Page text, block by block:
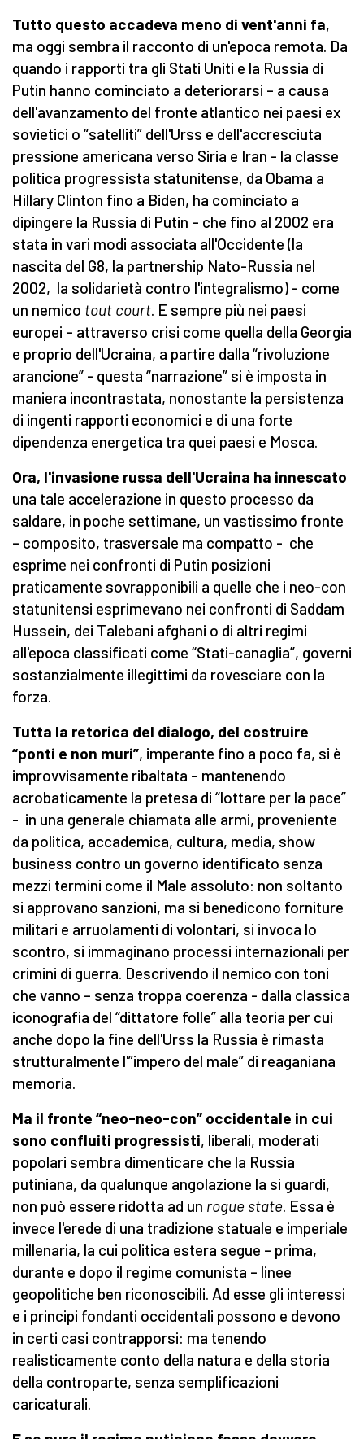
Tutto questo accadeva meno di vent'anni fa,
ma oggi sembra il racconto di un'epoca remota. Da
quando i rapporti tra gli Stati Uniti e la Russia di
Putin hanno cominciato a deteriorarsi – a causa
dell'avanzamento del fronte atlantico nei paesi ex
sovietici o “satelliti” dell'Urss e dell'accresciuta
pressione americana verso Siria e Iran - la classe
politica progressista statunitense, da Obama a
Hillary Clinton fino a Biden, ha cominciato a
dipingere la Russia di Putin – che fino al 2002 era
stata in vari modi associata all'Occidente (la
nascita del G8, la partnership Nato-Russia nel
2002, la solidarietà contro l'integralismo) - come
un nemico tout court. E sempre più nei paesi
europei – attraverso crisi come quella della Georgia
e proprio dell'Ucraina, a partire dalla “rivoluzione
arancione” - questa “narrazione” si è imposta in
maniera incontrastata, nonostante la persistenza
di ingenti rapporti economici e di una forte
dipendenza energetica tra quei paesi e Mosca.
Ora, l'invasione russa dell'Ucraina ha innescato
una tale accelerazione in questo processo da
saldare, in poche settimane, un vastissimo fronte
– composito, trasversale ma compatto - che
esprime nei confronti di Putin posizioni
praticamente sovrapponibili a quelle che i neo-con
statunitensi esprimevano nei confronti di Saddam
Hussein, dei Talebani afghani o di altri regimi
all'epoca classificati come “Stati-canaglia”, governi
sostanzialmente illegittimi da rovesciare con la
forza.
Tutta la retorica del dialogo, del costruire
“ponti e non muri”, imperante fino a poco fa, si è
improvvisamente ribaltata – mantenendo
acrobaticamente la pretesa di “lottare per la pace”
- in una generale chiamata alle armi, proveniente
da politica, accademica, cultura, media, show
business contro un governo identificato senza
mezzi termini come il Male assoluto: non soltanto
si approvano sanzioni, ma si benedicono forniture
militari e arruolamenti di volontari, si invoca lo
scontro, si immaginano processi internazionali per
crimini di guerra. Descrivendo il nemico con toni
che vanno – senza troppa coerenza - dalla classica
iconografia del “dittatore folle” alla teoria per cui
anche dopo la fine dell'Urss la Russia è rimasta
strutturalmente l'”impero del male” di reaganiana
memoria.
Ma il fronte “neo-neo-con” occidentale in cui
sono confluiti progressisti, liberali, moderati
popolari sembra dimenticare che la Russia
putiniana, da qualunque angolazione la si guardi,
non può essere ridotta ad un rogue state. Essa è
invece l'erede di una tradizione statuale e imperiale
millenaria, la cui politica estera segue – prima,
durante e dopo il regime comunista – linee
geopolitiche ben riconoscibili. Ad esse gli interessi
e i principi fondanti occidentali possono e devono
in certi casi contrapporsi: ma tenendo
realisticamente conto della natura e della storia
della controparte, senza semplificazioni
caricaturali.